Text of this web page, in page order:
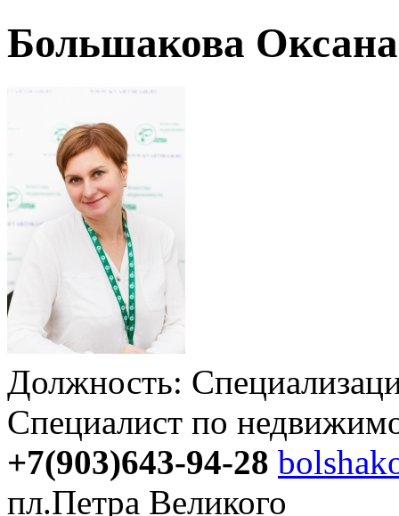
Большакова
Должность:
Специалист по
+7(903)643-94-28
пл.Петра Великого